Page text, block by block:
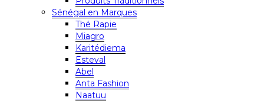
Sénégal en Marques
Thé Rapie
Miagro
Karitédiema
Esteval
Abel
Anta Fashion
Naatuu